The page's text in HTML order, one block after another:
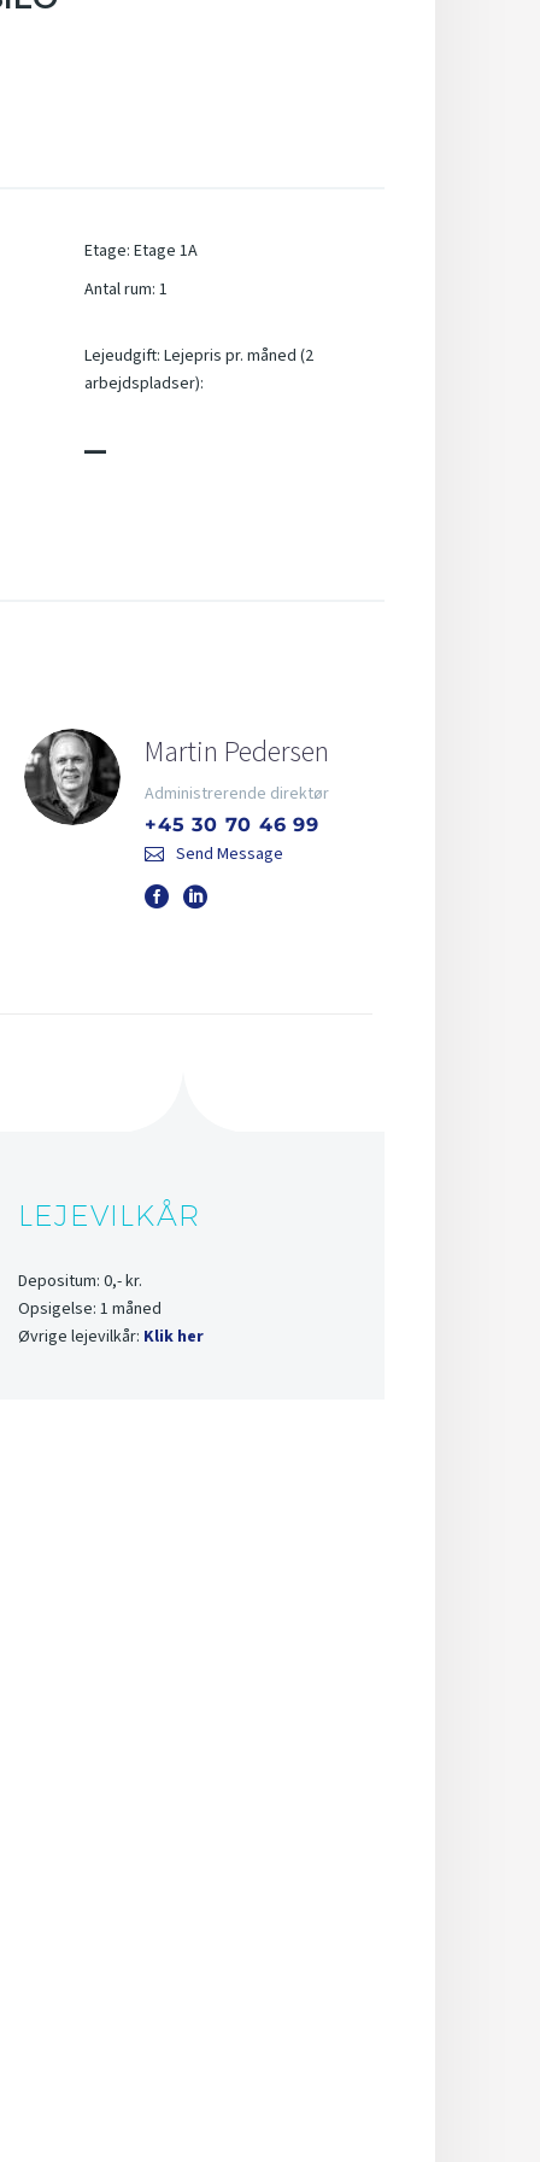
Etage: Etage 1A
Antal rum: 1
Lejeudgift: Lejepris pr. måned (2
arbejdspladser):
Martin Pedersen
Administrerende direktør
+45 30 70 46 99
Send Message
LEJEVILKÅR
Depositum: 0,- kr.
Opsigelse: 1 måned
Øvrige lejevilkår: Klik her